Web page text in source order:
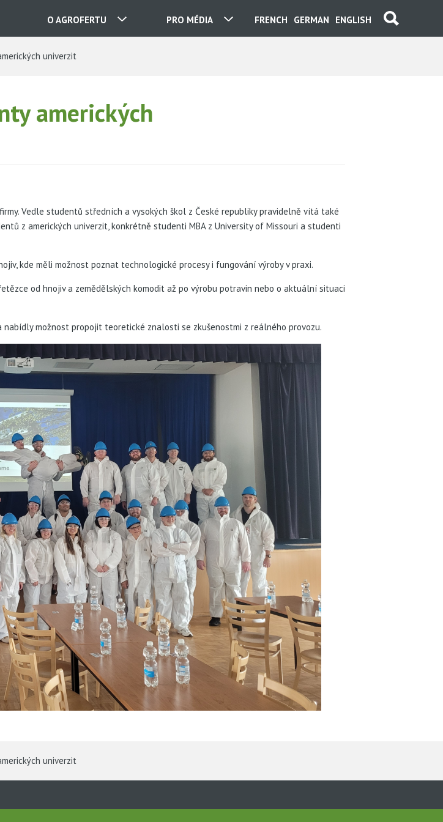
ENGLISH
GERMAN
FRENCH
PRO MÉDIA
O AGROFERTU
KONTAKTY
univerzit
amerických
Vedle studentů středních a vysokých škol z České republiky pravidelně vítá také
z amerických univerzit, konkrétně studenti MBA z University of Missouri a studenti
kde měli možnost poznat technologické procesy i fungování výroby v praxi.
od hnojiv a zemědělských komodit až po výrobu potravin nebo o aktuální situaci
možnost propojit teoretické znalosti se zkušenostmi z reálného provozu.
univerzit